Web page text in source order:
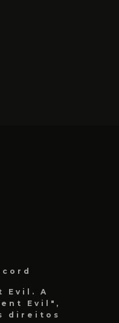
Evil. A
Evil",
direitos